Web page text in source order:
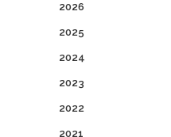
2026
2025
2024
2023
2022
2021